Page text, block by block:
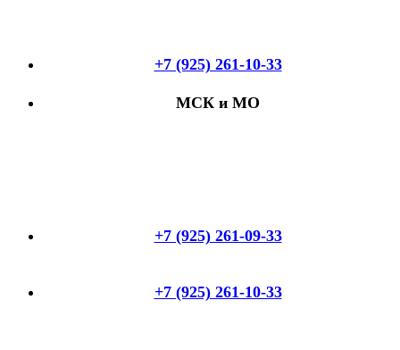
+7 (925) 261-10-33
МСК и МО
+7 (925) 261-09-33
+7 (925) 261-10-33